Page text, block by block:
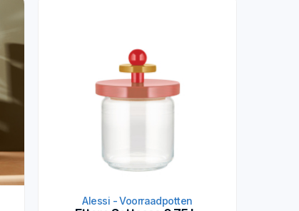
Alessi - Voorraadpotten